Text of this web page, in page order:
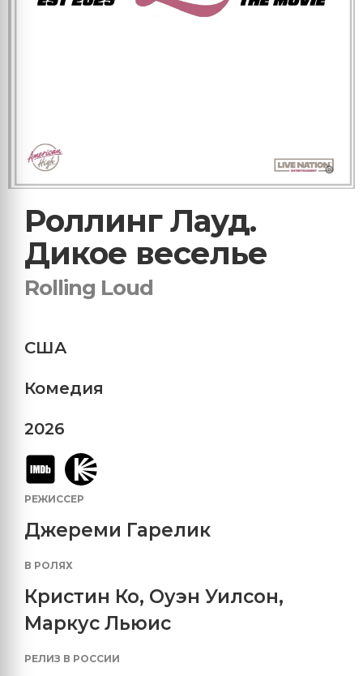
Роллинг Лауд.
Дикое веселье
Rolling Loud
США
Комедия
2026
РЕЖИССЕР
Джереми Гарелик
В РОЛЯХ
Кристин Ко, Оуэн Уилсон,
Маркус Льюис
РЕЛИЗ В РОССИИ